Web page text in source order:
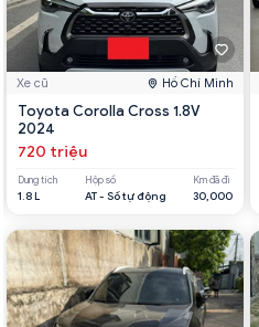
Xe cũ Hồ Chí Minh
Toyota Corolla Cross 1.8V
2024
720 triệu
Dung tích
1.8 L
Hộp số
AT - Số tự động
Km đã đi
30,000